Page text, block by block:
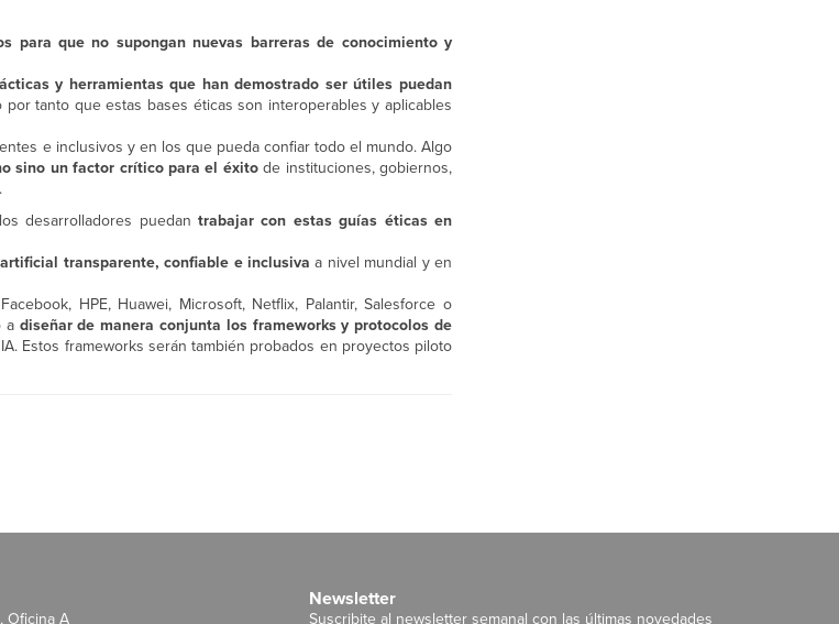
para que no supongan nuevas barreras de conocimiento y
y herramientas que han demostrado ser útiles puedan
tanto que estas bases éticas son interoperables y aplicables
e inclusivos y en los que pueda confiar todo el mundo. Algo
sino un factor crítico para el éxitode instituciones, gobiernos,
desarrolladores puedan trabajar con estas guías éticas en
transparente, confiable e inclusiva a nivel mundial y en
HPE, Huawei, Microsoft, Netflix, Palantir, Salesforce o
a diseñar de manera conjunta los frameworks y protocolos de
Estos frameworks serán también probados en proyectos piloto
Oficina A
Newsletter
Suscribite al newsletter semanal con las últimas novedades